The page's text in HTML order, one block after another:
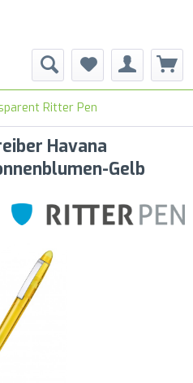
Ritter Pen
Havana
Gelb